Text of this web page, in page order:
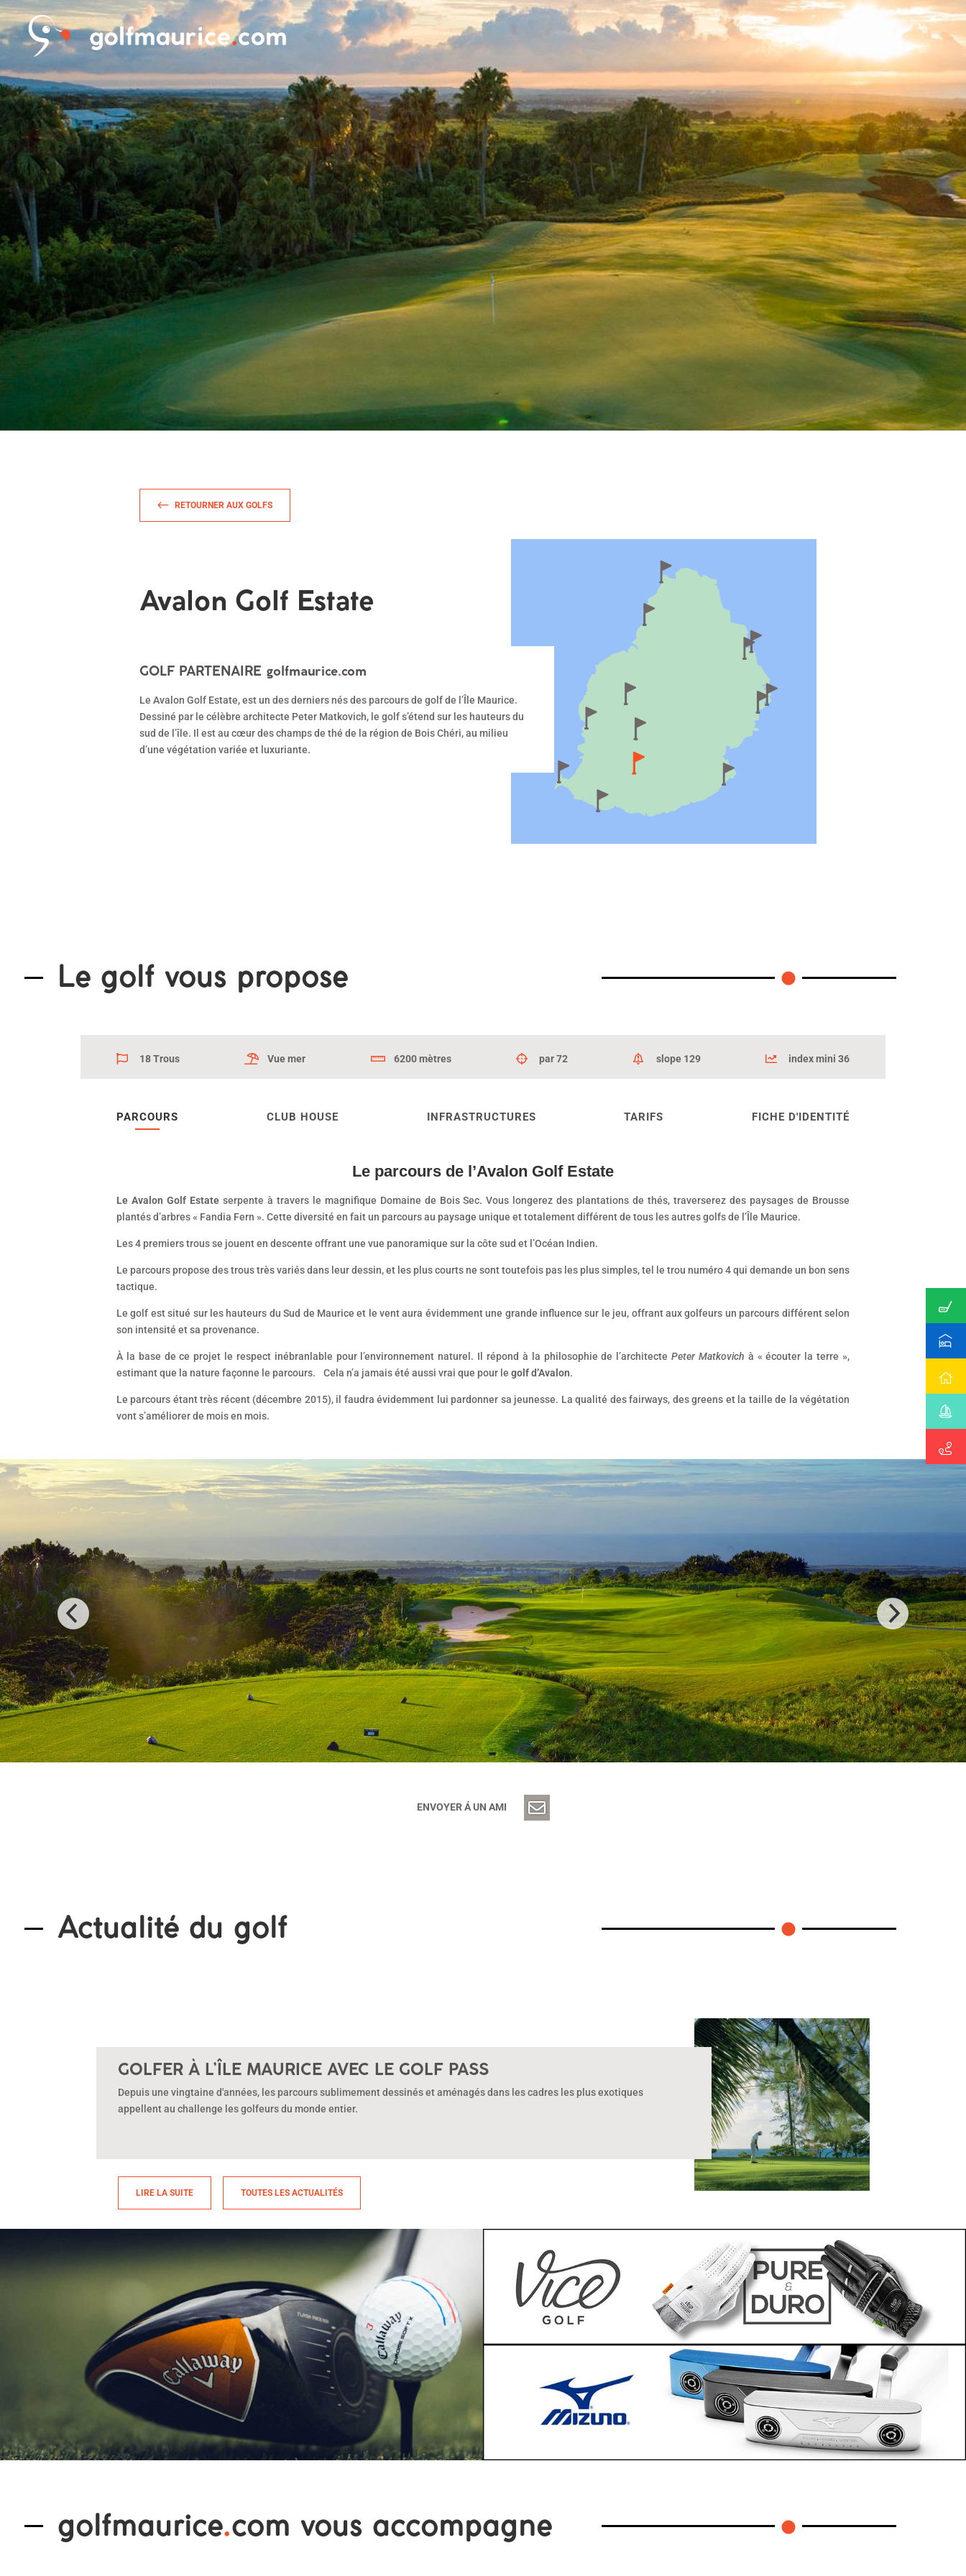
RETOURNER AUX GOLFS
Avalon Golf Estate
GOLF PARTENAIRE golfmaurice.com
Le Avalon Golf Estate, est un des derniers nés des parcours de golf de l’Île Maurice.
Dessiné par le célèbre architecte Peter Matkovich, le golf s’étend sur les hauteurs du
sud de l’île. Il est au cœur des champs de thé de la région de Bois Chéri, au milieu
d’une végétation variée et luxuriante.
Le golf vous propose
18 Trous Vue mer 6200 mètres par 72 slope 129 index mini 36
PARCOURS CLUB HOUSE INFRASTRUCTURES TARIFS FICHE D'IDENTITÉ
Le parcours de l’Avalon Golf Estate
Le Avalon Golf Estateserpente à travers le magnifique Domaine de Bois Sec. Vous longerez des plantations de thés, traverserez des paysages de Brousse
plantés d’arbres « Fandia Fern ». Cette diversité en fait un parcours au paysage unique et totalement différent de tous les autres golfs de l’Île Maurice.
Les 4 premiers trous se jouent en descente offrant une vue panoramique sur la côte sud et l’Océan Indien.
Le parcours propose des trous très variés dans leur dessin, et les plus courts ne sont toutefois pas les plus simples, tel le trou numéro 4 qui demande un bon sens
tactique.
Le golf est situé sur les hauteurs du Sud de Maurice et le vent aura évidemment une grande influence sur le jeu, offrant aux golfeurs un parcours différent selon
son intensité et sa provenance.
À la base de ce projet le respect inébranlable pour l’environnement naturel. Il répond à la philosophie de l’architectePeter Matkovich à « écouter la terre »,
estimant que la nature façonne le parcours. Cela n’a jamais été aussi vrai que pour le golf d’Avalon.
Le parcours étant très récent (décembre 2015), il faudra évidemment lui pardonner sa jeunesse. La qualité des fairways, des greens et la taille de la végétation
vont s’améliorer de mois en mois.
ENVOYER Á UN AMI
Actualité du golf
GOLFER À L’ÎLE MAURICE AVEC LE GOLF PASS
Depuis une vingtaine d'années, les parcours sublimement dessinés et aménagés dans les cadres les plus exotiques
appellent au challenge les golfeurs du monde entier.
LIRE LA SUITE TOUTES LES ACTUALITÉS
golfmaurice.com vous accompagne